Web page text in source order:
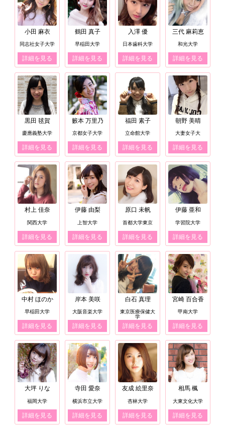
小田 麻衣
同志社女子大学
詳細を見る
鶴田 真子
早稲田大学
詳細を見る
入澤 優
日本歯科大学
詳細を見る
三代 麻莉恵
和光大学
詳細を見る
黒田 毬賀
慶應義塾大学
詳細を見る
籔本 万里乃
京都女子大学
詳細を見る
福田 素子
立命館大学
詳細を見る
朝野 美晴
大妻女子大
詳細を見る
村上 佳奈
関西大学
詳細を見る
伊藤 由梨
上智大学
詳細を見る
原口 未帆
首都大学東京
詳細を見る
伊藤 亜和
学習院大学
詳細を見る
中村 ほのか
早稲田大学
詳細を見る
岸本 美咲
大阪音楽大学
詳細を見る
白石 真理
東京医療保健大
学
詳細を見る
宮崎 百合香
甲南大学
詳細を見る
大坪 りな
福岡大学
詳細を見る
寺田 愛奈
横浜市立大学
詳細を見る
友成 絵里奈
杏林大学
詳細を見る
相馬 楓
大東文化大学
詳細を見る